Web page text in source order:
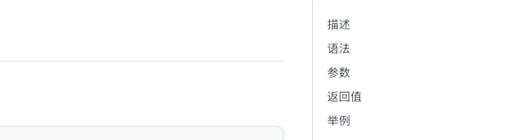
描述
语法
参数
返回值
举例